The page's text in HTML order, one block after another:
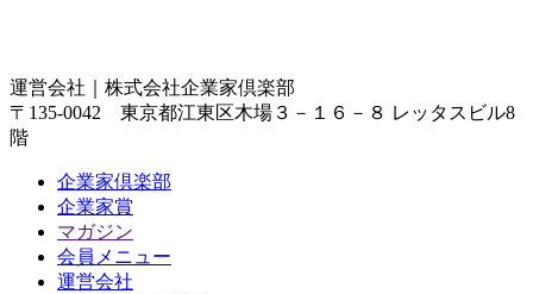
運営会社｜ 株式会社企業家倶楽部
〒135-0042 東京都江東区木場３－１６－８ レッタスビル8
階
企業家倶楽部
企業家賞
マガジン
会員メニュー
運営会社